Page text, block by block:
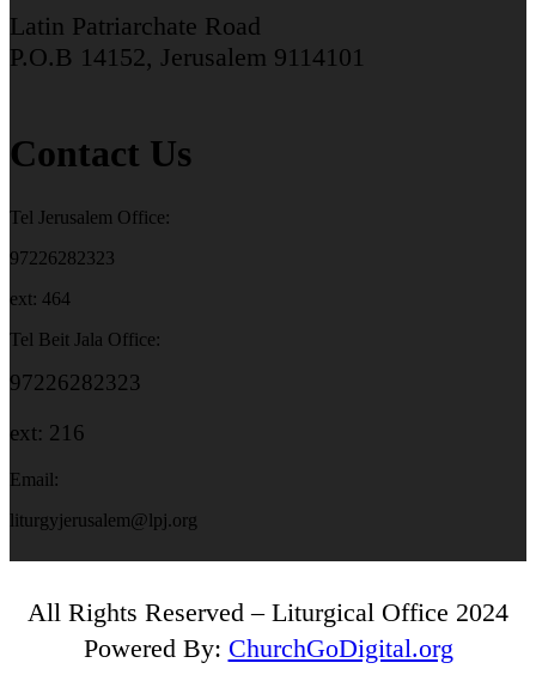
Latin Patriarchate Road
P.O.B 14152, Jerusalem 9114101
Contact Us
Tel Jerusalem Office:
97226282323
ext: 464
Tel Beit Jala Office:
97226282323
ext: 216
Email:
liturgyjerusalem@lpj.org
All Rights Reserved – Liturgical Office 2024
Powered By: ChurchGoDigital.org